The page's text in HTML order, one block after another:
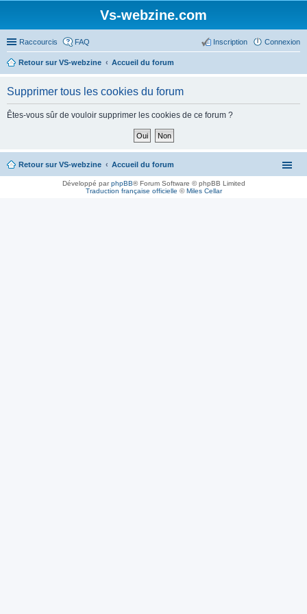
Vs-webzine.com
Raccourcis FAQ Connexion
Inscription
Retour sur VS-webzine Accueil du forum
Supprimer tous les cookies du forum
Êtes-vous sûr de vouloir supprimer les cookies de ce forum ?
Retour sur VS-webzine Accueil du forum
Développé parphpBB® Forum Software © phpBB Limited
Traduction française officielle ©Miles Cellar